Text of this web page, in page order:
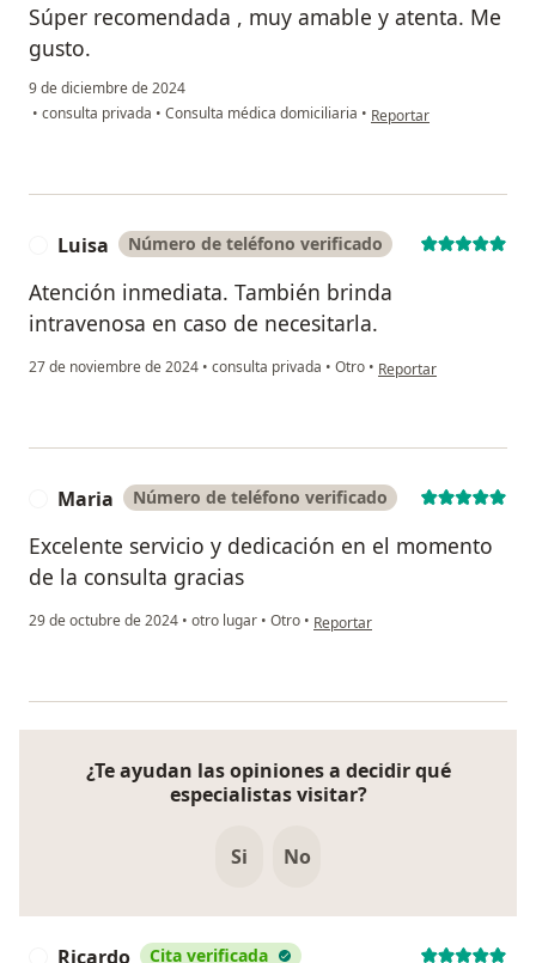
Súper recomendada , muy amable y atenta. Me
gusto.
9 de diciembre de 2024
• consulta privada • Consulta médica domiciliaria • en opinión del usuario
Reportar
Luisa Número de teléfono verificado
Atención inmediata. También brinda
intravenosa en caso de necesitarla.
27 de noviembre de 2024 • consulta privada • Otro • en opinión del usuario
Reportar
Maria Número de teléfono verificado
Excelente servicio y dedicación en el momento
de la consulta gracias
29 de octubre de 2024 • otro lugar • Otro • en opinión del usuario Maria
Reportar
¿Te ayudan las opiniones a decidir qué
especialistas visitar?
Si No
Ricardo Cita verificada